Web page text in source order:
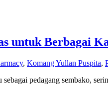
untuk Berbagai
, Komang Yullan Puspita,
pedagang sembako,